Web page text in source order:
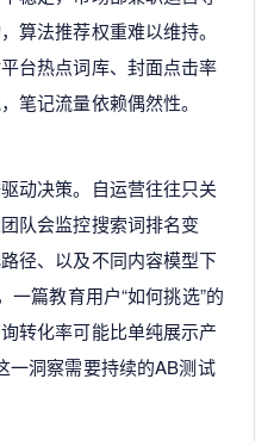
算法推荐权重难以维持。
台热点词库、封面点击率
笔记流量依赖偶然性。
动决策。自运营往往只关
队会监控搜索词排名变
径、以及不同内容模型下
一篇教育用户“如何挑选”的
转化率可能比单纯展示产
一洞察需要持续的AB测试